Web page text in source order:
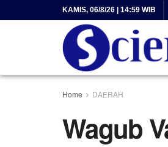
KAMIS, 06/8/26 | 14:59 WIB
Home DAERAH
Wagub